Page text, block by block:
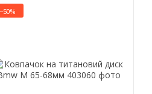
−50%